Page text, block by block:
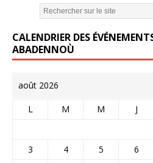
CALENDRIER DES
ABADENNOÙ
août 2026
L M M J
3
4 5 6